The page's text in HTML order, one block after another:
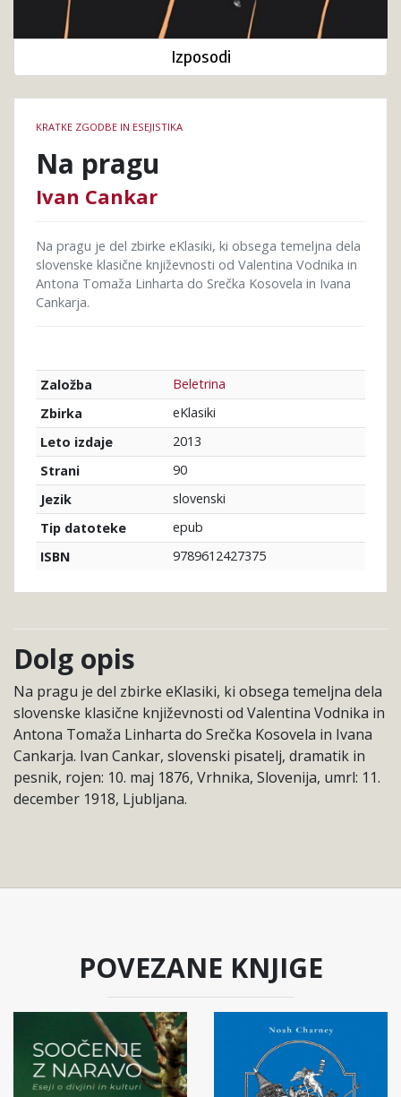
knjige
KRATKE ZGODBE IN ESEJISTIKA
Na pragu
Ivan Cankar
Na pragu je del zbirke eKlasiki, ki obsega temeljna dela
slovenske klasične književnosti od Valentina Vodnika in
Antona Tomaža Linharta do Srečka Kosovela in Ivana
Cankarja.
Založba
Beletrina
Zbirka
eKlasiki
Leto izdaje
2013
Strani
90
Jezik
slovenski
Tip datoteke
epub
ISBN
9789612427375
Izposodi
Dolg opis
Na pragu je del zbirke eKlasiki, ki obsega temeljna dela
slovenske klasične književnosti od Valentina Vodnika in
Antona Tomaža Linharta do Srečka Kosovela in Ivana
Cankarja. Ivan Cankar, slovenski pisatelj, dramatik in
pesnik, rojen: 10. maj 1876, Vrhnika, Slovenija, umrl: 11.
december 1918, Ljubljana.
POVEZANE KNJIGE